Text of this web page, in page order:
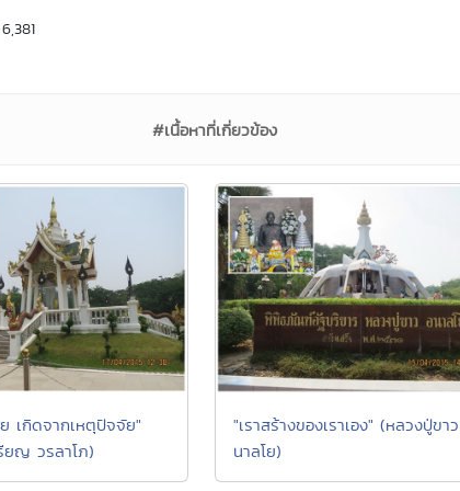
#เนื้อหาที่เกี่ยวข้อง
เกิดจากเหตุปัจจัย"
ยญ วรลาโภ)
"เราสร้างของเราเอง" (หลวงปู่ขา
นาลโย)